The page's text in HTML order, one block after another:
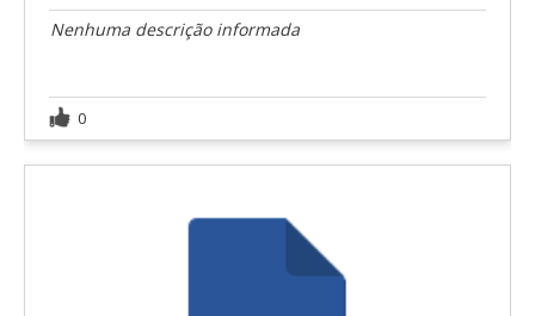
Nenhuma descrição informada
0